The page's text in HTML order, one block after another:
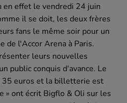
en effet le vendredi 24 juin
il se doit, les deux frères
fans le même soir pour un
de l'Accor Arena à Paris.
leurs nouvelles
public conquis d'avance. Le
35 euros et la billetterie est
» ont écrit Bigflo & Oli sur les